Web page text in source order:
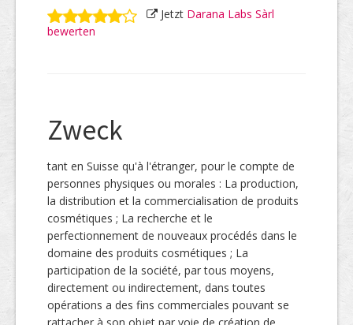
Jetzt Darana Labs Sàrl
bewerten
Zweck
tant en Suisse qu'à l'étranger, pour le compte de
personnes physiques ou morales : La production,
la distribution et la commercialisation de produits
cosmétiques ; La recherche et le
perfectionnement de nouveaux procédés dans le
domaine des produits cosmétiques ; La
participation de la société, par tous moyens,
directement ou indirectement, dans toutes
opérations a des fins commerciales pouvant se